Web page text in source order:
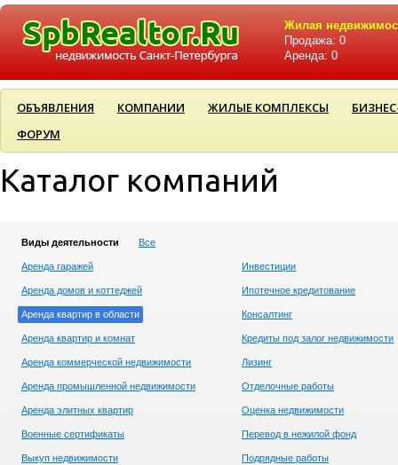
Жилая
Продажа: 0
Аренда: 0
ОБЪЯВЛЕНИЯ КОМПАНИИ ЖИЛЫЕ КОМПЛЕКСЫ
ФОРУМ
Каталог компаний
Виды деятельности Все
Аренда гаражей
Аренда домов и коттеджей
Аренда квартир в области
Аренда квартир и комнат
Аренда коммерческой недвижимости
Аренда промышленной недвижимости
Аренда элитных квартир
Военные сертификаты
Выкуп недвижимости
Инвестиции
Ипотечное кредитование
Консалтинг
Кредиты под залог недвижимости
Лизинг
Отделочные работы
Оценка недвижимости
Перевод в нежилой фонд
Подрядные работы